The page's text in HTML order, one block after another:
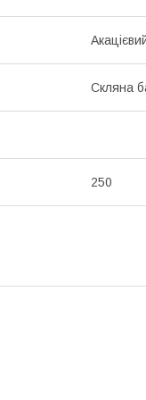
Скляна
250